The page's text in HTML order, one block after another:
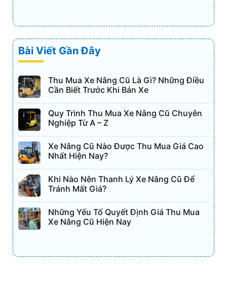
Bài Viết Gần Đây
Thu Mua Xe Nâng Cũ Là Gì? Những Điều
Cần Biết Trước Khi Bán Xe
Quy Trình Thu Mua Xe Nâng Cũ Chuyên
Nghiệp Từ A – Z
Xe Nâng Cũ Nào Được Thu Mua Giá Cao
Nhất Hiện Nay?
Khi Nào Nên Thanh Lý Xe Nâng Cũ Để
Tránh Mất Giá?
Những Yếu Tố Quyết Định Giá Thu Mua
Xe Nâng Cũ Hiện Nay